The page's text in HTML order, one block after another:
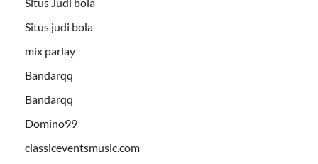
Situs Judi bola
Situs judi bola
mix parlay
Bandarqq
Bandarqq
Domino99
classiceventsmusic.com